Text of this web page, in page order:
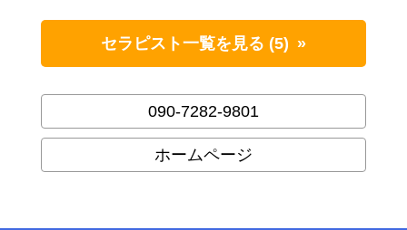
セラピスト一覧を見る (5)
090-7282-9801
ホームページ